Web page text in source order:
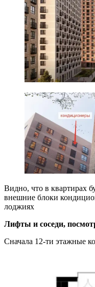
Видно, что в квартирах
внешние блоки
лоджиях
Лифты и соседи,
Сначала 12-ти этажные